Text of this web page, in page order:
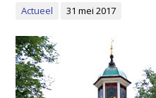
Actueel 31 mei 2017